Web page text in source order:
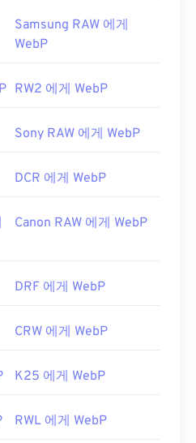
Samsung RAW 에게
WebP
RW2 에게 WebP
Sony RAW 에게 WebP
DCR 에게 WebP
Canon RAW 에게 WebP
DRF 에게 WebP
CRW 에게 WebP
K25 에게 WebP
RWL 에게 WebP